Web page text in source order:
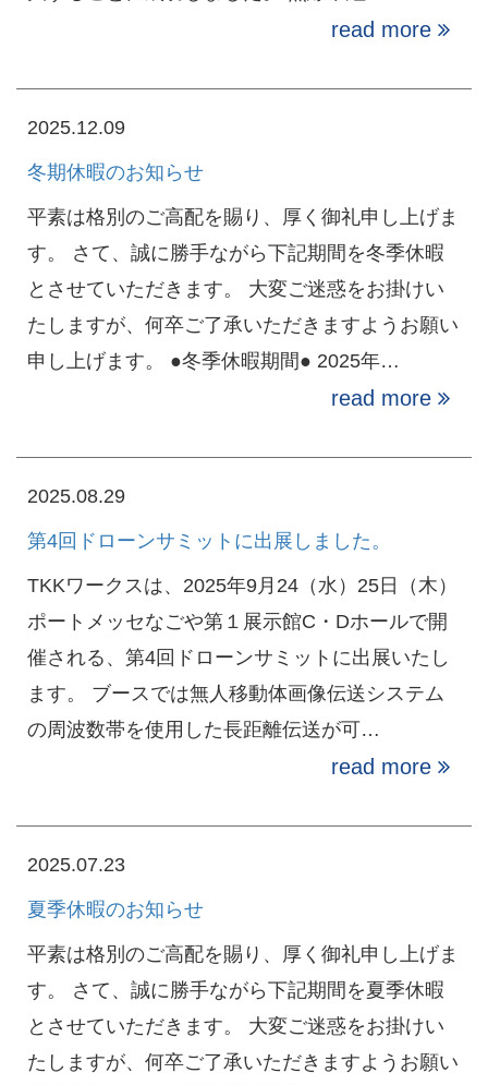
read more
2025.12.09
冬期休暇のお知らせ
平素は格別のご高配を賜り、厚く御礼申し上げま
す。 さて、誠に勝手ながら下記期間を冬季休暇
とさせていただきます。 大変ご迷惑をお掛けい
たしますが、何卒ご了承いただきますようお願い
申し上げます。 ●冬季休暇期間● 2025年…
read more
2025.08.29
第4回ドローンサミットに出展しました。
TKKワークスは、2025年9月24（水）25日（木）
ポートメッセなごや第１展示館C・Dホールで開
催される、第4回ドローンサミットに出展いたし
ます。 ブースでは無人移動体画像伝送システム
の周波数帯を使用した長距離伝送が可…
read more
2025.07.23
夏季休暇のお知らせ
平素は格別のご高配を賜り、厚く御礼申し上げま
す。 さて、誠に勝手ながら下記期間を夏季休暇
とさせていただきます。 大変ご迷惑をお掛けい
たしますが、何卒ご了承いただきますようお願い